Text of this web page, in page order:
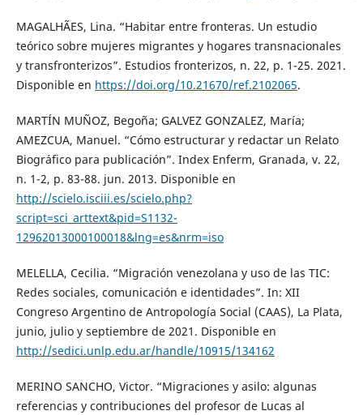
MAGALHÃES, Lina. “Habitar entre fronteras. Un estudio
teórico sobre mujeres migrantes y hogares transnacionales
y transfronterizos”. Estudios fronterizos, n. 22, p. 1-25. 2021.
Disponible en https://doi.org/10.21670/ref.2102065.
MARTÍN MUÑOZ, Begoña; GALVEZ GONZALEZ, María;
AMEZCUA, Manuel. “Cómo estructurar y redactar un Relato
Biográfico para publicación”. Index Enferm, Granada, v. 22,
n. 1-2, p. 83-88. jun. 2013. Disponible en
http://scielo.isciii.es/scielo.php?
script=sci_arttext&pid=S1132-
12962013000100018&lng=es&nrm=iso
MELELLA, Cecilia. “Migración venezolana y uso de las TIC:
Redes sociales, comunicación e identidades”. In: XII
Congreso Argentino de Antropología Social (CAAS), La Plata,
junio, julio y septiembre de 2021. Disponible en
http://sedici.unlp.edu.ar/handle/10915/134162
MERINO SANCHO, Victor. “Migraciones y asilo: algunas
referencias y contribuciones del profesor de Lucas al